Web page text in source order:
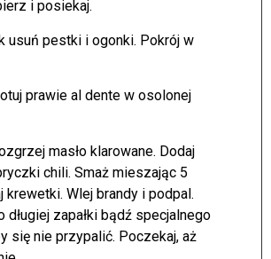
i posiekaj.
usuń pestki i ogonki. Pokrój w
prawie al dente w osolonej
masło klarowane. Dodaj
chili. Smaż mieszając 5
krewetki. Wlej brandy i podpal.
długiej zapałki bądź specjalnego
się nie przypalić. Poczekaj, aż